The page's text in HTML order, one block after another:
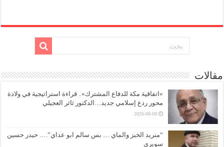
مقالات
«اتفاقية مكة للدفاع المشترك».. قراءة استراتيجية في ولادة
محور ردع إسلامي جديد…الدكتور ثائر العجيلي
2026-08-08
“منريد الخبز والماي … بس سالم ابو عداي”…. حيدر حسين
سويري